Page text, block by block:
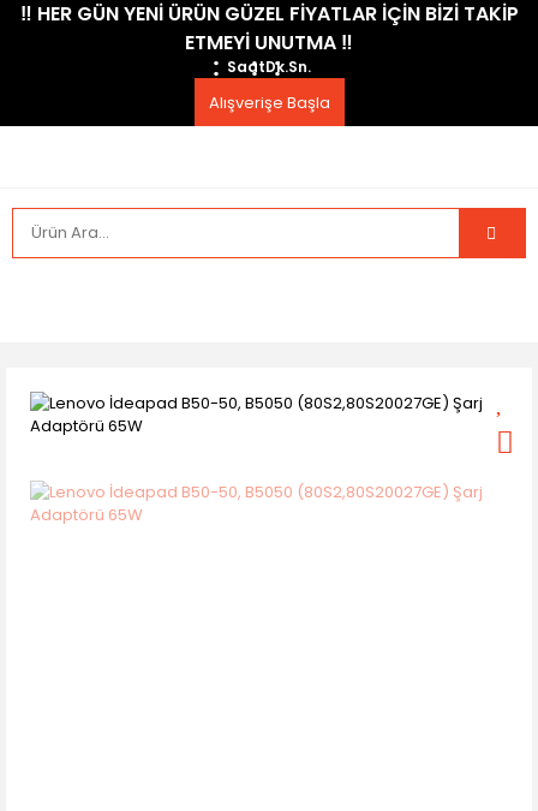
​‼️​ HER GÜN YENİ ÜRÜN GÜZEL FİYATLAR İÇİN BİZİ TAKİP
ETMEYİ UNUTMA ​‼️​
SaatDk.Sn.
Alışverişe Başla